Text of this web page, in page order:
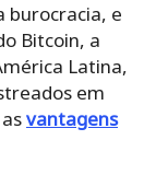
burocracia, e
Bitcoin, a
Latina,
em
vantagens